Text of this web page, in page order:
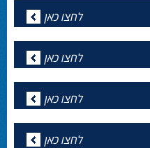
לחצו כאן
לחצו כאן
לחצו כאן
לחצו כאן